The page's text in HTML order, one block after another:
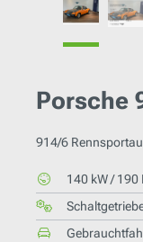
Porsche
914/6
140 kW / 190